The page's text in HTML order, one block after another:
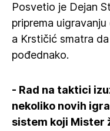
Posvetio je Dejan
priprema
a Krstičić smatra
pođednako.
- Rad na taktici
nekoliko novih
sistem koji Mister